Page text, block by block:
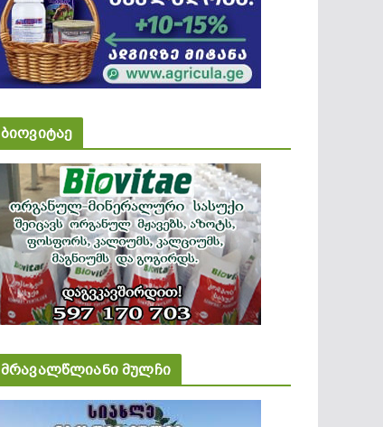
ბიოვიტაე
მრავალწლიანი მულჩი